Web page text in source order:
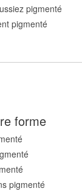
pigmenté
pigmenté
forme
é
é
é
pigmenté